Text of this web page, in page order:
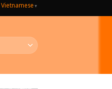
Vietnamese ▼